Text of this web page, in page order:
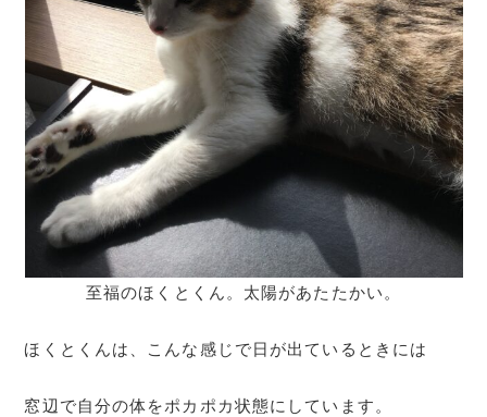
至福のほくとくん。太陽があたたかい。
ほくとくんは、こんな感じで日が出ているときには
窓辺で自分の体をポカポカ状態にしています。